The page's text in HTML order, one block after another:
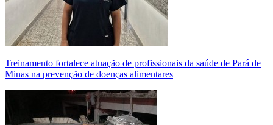
Treinamento fortalece atuação de profissionais da saúde de Pará de
Minas na prevenção de doenças alimentares